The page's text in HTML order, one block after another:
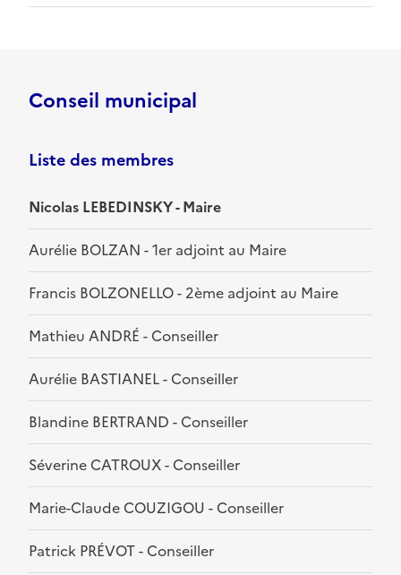
Conseil municipal
Liste des membres
Nicolas LEBEDINSKY - Maire
Aurélie BOLZAN - 1er adjoint au Maire
Francis BOLZONELLO - 2ème adjoint au Maire
Mathieu ANDRÉ - Conseiller
Aurélie BASTIANEL - Conseiller
Blandine BERTRAND - Conseiller
Séverine CATROUX - Conseiller
Marie-Claude COUZIGOU - Conseiller
Patrick PRÉVOT - Conseiller